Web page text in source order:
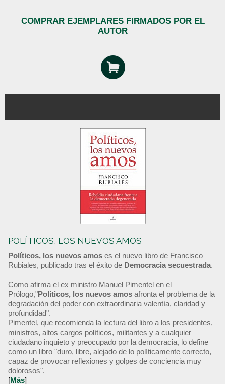
COMPRAR EJEMPLARES FIRMADOS POR EL
AUTOR
POLÍTICOS, LOS NUEVOS AMOS
Políticos, los nuevos amos es el nuevo libro de Francisco
Rubiales, publicado tras el éxito de Democracia secuestrada.
Como afirma el ex ministro Manuel Pimentel en el
Prólogo,"Políticos, los nuevos amos afronta el problema de la
degradación del poder con extraordinaria valentía, claridad y
profundidad".
Pimentel, que recomienda la lectura del libro a los presidentes,
ministros, altos cargos políticos, militantes y a cualquier
ciudadano inquieto y preocupado por la democracia, lo define
como un libro "duro, libre, alejado de lo políticamente correcto,
capaz de provocar reflexiones y golpes de conciencia muy
dolorosos".
[Más]